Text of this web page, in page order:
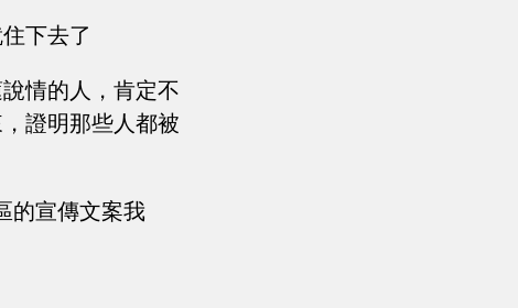
下去了
情的人，肯定不
證明那些人都被
的宣傳文案我